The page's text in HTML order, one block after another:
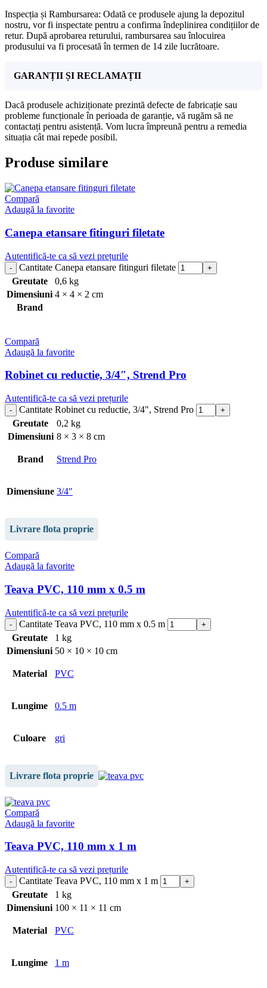
Inspecția și Rambursarea: Odată ce produsele ajung la depozitul
nostru, vor fi inspectate pentru a confirma îndeplinirea condițiilor de
retur. După aprobarea returului, rambursarea sau înlocuirea
produsului va fi procesată în termen de 14 zile lucrătoare.
GARANȚII ȘI RECLAMAȚII
Dacă produsele achiziționate prezintă defecte de fabricație sau
probleme funcționale în perioada de garanție, vă rugăm să ne
contactați pentru asistență. Vom lucra împreună pentru a remedia
situația cât mai repede posibil.
Produse similare
Compară
Adaugă la favorite
Canepa etansare fitinguri filetate
Autentifică-te ca să vezi prețurile
Cantitate Canepa etansare fitinguri filetate
Greutate
0,6 kg
Dimensiuni 4 × 4 × 2 cm
Brand
Compară
Adaugă la favorite
Robinet cu reductie, 3/4″, Strend Pro
Autentifică-te ca să vezi prețurile
Cantitate Robinet cu reductie, 3/4", Strend Pro
Greutate
0,2 kg
Dimensiuni 8 × 3 × 8 cm
Brand Strend Pro
Dimensiune 3/4"
Livrare flota proprie
Compară
Adaugă la favorite
Teava PVC, 110 mm x 0.5 m
Autentifică-te ca să vezi prețurile
Cantitate Teava PVC, 110 mm x 0.5 m
Greutate
1 kg
Dimensiuni 50 × 10 × 10 cm
Material PVC
Lungime 0.5 m
Culoare gri
Livrare flota proprie
Compară
Adaugă la favorite
Teava PVC, 110 mm x 1 m
Autentifică-te ca să vezi prețurile
Cantitate Teava PVC, 110 mm x 1 m
Greutate
1 kg
Dimensiuni 100 × 11 × 11 cm
Material PVC
Lungime 1 m